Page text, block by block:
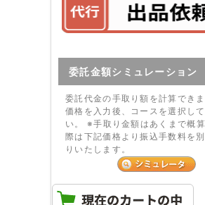
委託金額シミュレーション
委託代金の手取り額を計算でき
価格を入力後、コースを選択し
い。 ※手取り金額はあくまで概
際は下記価格より振込手数料を
りいたします。